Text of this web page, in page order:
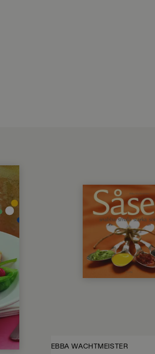
EBBA WACHTMEISTER